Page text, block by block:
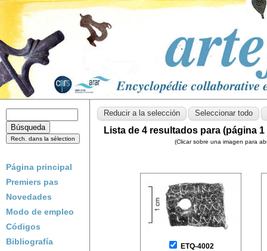
Página principal
Premiers pas
Novedades
Modo de empleo
Códigos
Bibliografía
Lista de 4 resultados para (página 1
(Clicar sobre una imagen para
ETQ-4002